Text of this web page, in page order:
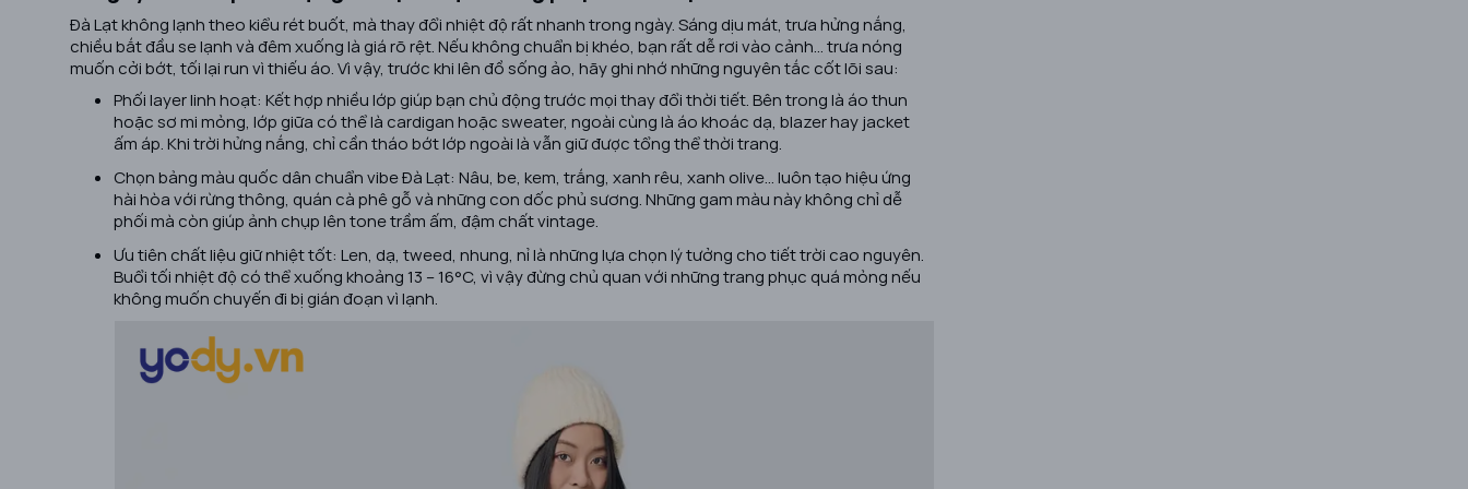
Đà Lạt không lạnh theo kiểu rét buốt, mà thay đổi nhiệt độ rất nhanh trong ngày. Sáng dịu mát, trưa hửng nắng,
chiều bắt đầu se lạnh và đêm xuống là giá rõ rệt. Nếu không chuẩn bị khéo, bạn rất dễ rơi vào cảnh… trưa nóng
muốn cởi bớt, tối lại run vì thiếu áo. Vì vậy, trước khi lên đồ sống ảo, hãy ghi nhớ những nguyên tắc cốt lõi sau:
Phối layer linh hoạt: Kết hợp nhiều lớp giúp bạn chủ động trước mọi thay đổi thời tiết. Bên trong là áo thun
hoặc sơ mi mỏng, lớp giữa có thể là cardigan hoặc sweater, ngoài cùng là áo khoác dạ, blazer hay jacket
ấm áp. Khi trời hửng nắng, chỉ cần tháo bớt lớp ngoài là vẫn giữ được tổng thể thời trang.
Chọn bảng màu quốc dân chuẩn vibe Đà Lạt: Nâu, be, kem, trắng, xanh rêu, xanh olive… luôn tạo hiệu ứng
hài hòa với rừng thông, quán cà phê gỗ và những con dốc phủ sương. Những gam màu này không chỉ dễ
phối mà còn giúp ảnh chụp lên tone trầm ấm, đậm chất vintage.
Ưu tiên chất liệu giữ nhiệt tốt: Len, dạ, tweed, nhung, nỉ là những lựa chọn lý tưởng cho tiết trời cao nguyên.
Buổi tối nhiệt độ có thể xuống khoảng 13 – 16°C, vì vậy đừng chủ quan với những trang phục quá mỏng nếu
không muốn chuyến đi bị gián đoạn vì lạnh.